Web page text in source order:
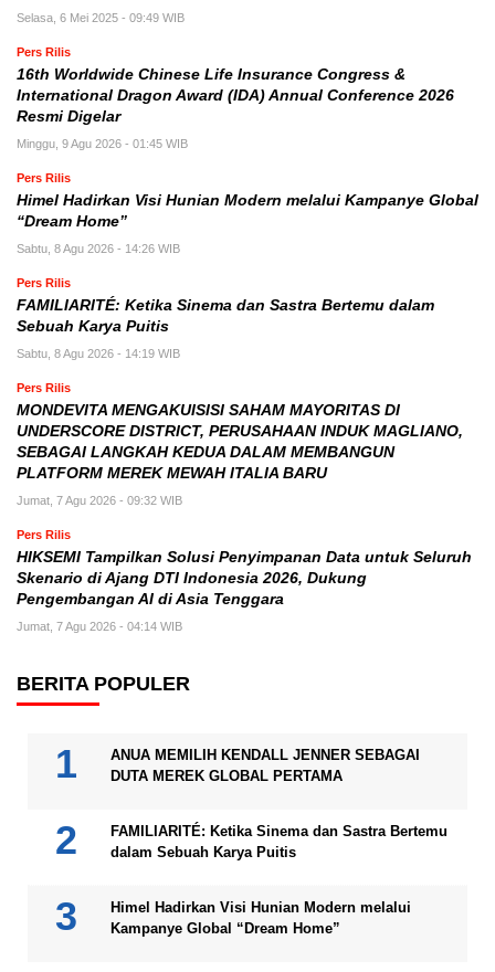
Selasa, 6 Mei 2025 - 09:49 WIB
Pers Rilis
16th Worldwide Chinese Life Insurance Congress &
International Dragon Award (IDA) Annual Conference 2026
Resmi Digelar
Minggu, 9 Agu 2026 - 01:45 WIB
Pers Rilis
Himel Hadirkan Visi Hunian Modern melalui Kampanye Global
“Dream Home”
Sabtu, 8 Agu 2026 - 14:26 WIB
Pers Rilis
FAMILIARITÉ: Ketika Sinema dan Sastra Bertemu dalam
Sebuah Karya Puitis
Sabtu, 8 Agu 2026 - 14:19 WIB
Pers Rilis
MONDEVITA MENGAKUISISI SAHAM MAYORITAS DI
UNDERSCORE DISTRICT, PERUSAHAAN INDUK MAGLIANO,
SEBAGAI LANGKAH KEDUA DALAM MEMBANGUN
PLATFORM MEREK MEWAH ITALIA BARU
Jumat, 7 Agu 2026 - 09:32 WIB
Pers Rilis
HIKSEMI Tampilkan Solusi Penyimpanan Data untuk Seluruh
Skenario di Ajang DTI Indonesia 2026, Dukung
Pengembangan AI di Asia Tenggara
Jumat, 7 Agu 2026 - 04:14 WIB
BERITA POPULER
ANUA MEMILIH KENDALL JENNER SEBAGAI
DUTA MEREK GLOBAL PERTAMA
FAMILIARITÉ: Ketika Sinema dan Sastra Bertemu
dalam Sebuah Karya Puitis
Himel Hadirkan Visi Hunian Modern melalui
Kampanye Global “Dream Home”